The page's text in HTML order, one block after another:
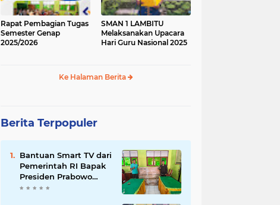
Rapat Pembagian Tugas
Semester Genap
2025/2026
SMAN 1 LAMBITU
Melaksanakan Upacara
Hari Guru Nasional 2025
Ke Halaman Berita
Berita Terpopuler
Bantuan Smart TV dari
Pemerintah RI Bapak
Presiden Prabowo
Subianto